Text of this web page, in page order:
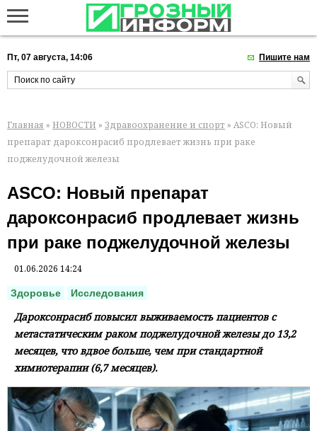
Пт, 07 августа, 14:06 Пишите нам
Главная » НОВОСТИ » Здравоохранение и спорт » ASCO: Новый
препарат дароксонрасиб продлевает жизнь при раке
поджелудочной железы
ASCO: Новый препарат
дароксонрасиб продлевает жизнь
при раке поджелудочной железы
01.06.2026 14:24
Здоровье Исследования
Дароксонрасиб повысил выживаемость пациентов с
метастатическим раком поджелудочной железы до 13,2
месяцев, что вдвое больше, чем при стандартной
химиотерапии (6,7 месяцев).